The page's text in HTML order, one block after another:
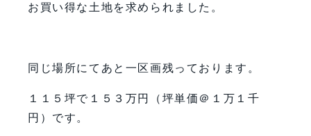
お買い得な土地を求められました。
同じ場所にてあと一区画残っております。
１１５坪で１５３万円（坪単価＠１万１千
円）です。